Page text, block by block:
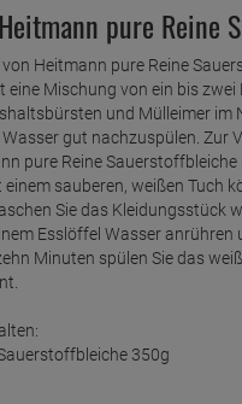
pure
von Heitmann pure Reine
Mischung von ein bis
und Mülleimer im
gut nachzuspülen. Zur
pure Reine
einem sauberen, weißen Tuch
Sie das Kleidungsstück
Esslöffel Wasser
Minuten spülen Sie das
350g